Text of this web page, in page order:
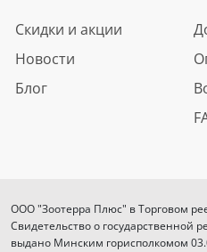
Скидки и акции
Новости
Блог
ООО "Зоотерра Плюс" в Торговом
Свидетельство о государственной
выдано Минским горисполкомом